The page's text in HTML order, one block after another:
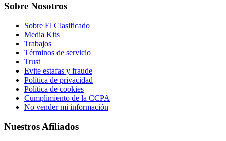
Sobre Nosotros
Sobre El Clasificado
Media Kits
Trabajos
Términos de servicio
Trust
Evite estafas y fraude
Política de privacidad
Política de cookies
Cumplimiento de la CCPA
No vender mi información
Nuestros Afiliados